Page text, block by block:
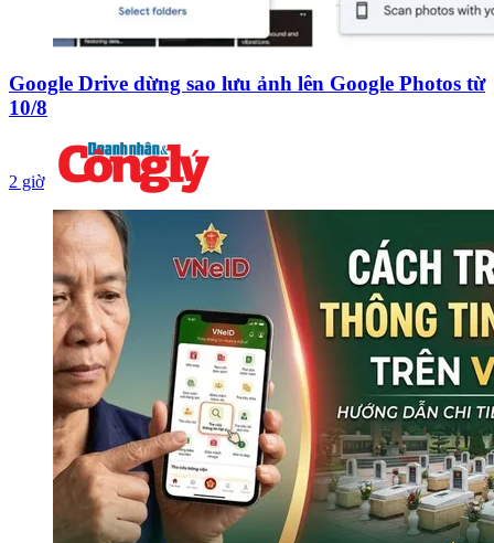
Google Drive dừng sao lưu ảnh lên Google Photos từ
10/8
2 giờ